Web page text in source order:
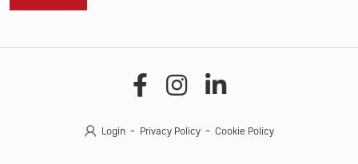
Login Privacy Policy Cookie Policy